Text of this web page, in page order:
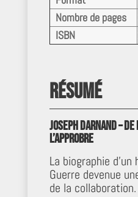
Nombre de pages
ISBN
Résumé
Joseph Darnand –
l’approbre
La biographie
Guerre devenue
de la collaboration.